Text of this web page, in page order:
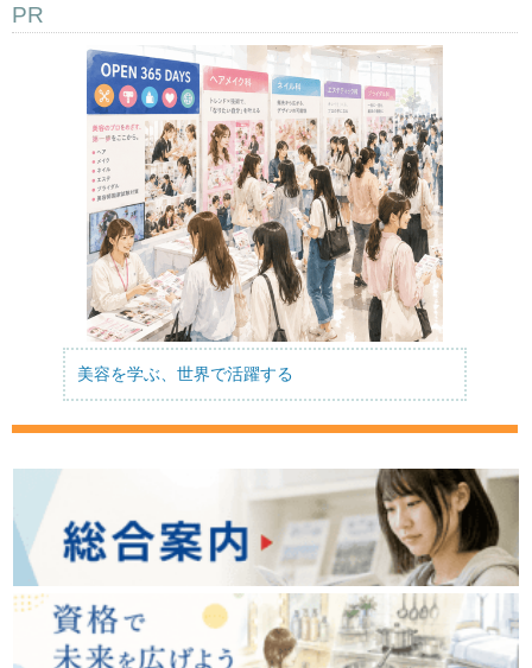
PR
美容を学ぶ、世界で活躍する